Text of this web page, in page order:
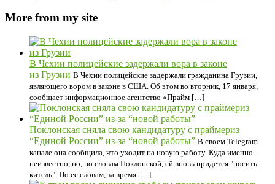
More from my site
В Чехии полицейские задержали вора в законе
из Грузии В Чехии полицейские задержали гражданина Грузии,
являющего вором в законе в США. Об этом во вторник, 17 января,
сообщает информационное агентство «Прайм […]
Поклонская сняла свою кандидатуру с праймериз
“Единой России” из-за “новой работы” В своем Telegram-
канале она сообщила, что уходит на новую работу. Куда именно -
неизвестно, но, по словам Поклонской, ей вновь придется "носить
китель". По ее словам, за время […]